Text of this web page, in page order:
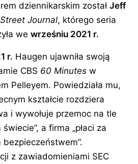
dziennikarskim został Jeff
Journal, którego seria
we wrześniu 2021 r.
r. Haugen ujawniła swoją
CBS 60 Minutes w
Pelleyem. Powiedziała mu,
kształcie rozdziera
i wywołuje przemoc na tle
świecie , a firma
płaci za
bezpieczeństwem .
z zawiadomieniami SEC